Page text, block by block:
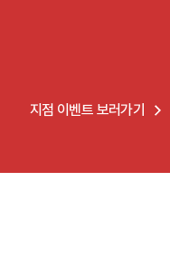
지점 이벤트 보러가기